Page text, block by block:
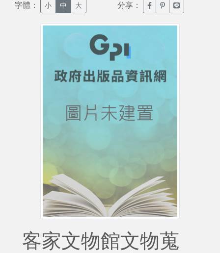
字體： 小 中 大 分享： 臉書分享(另開新視窗)
噗浪分享(另開新
Line分享(另
客家文物館文物蒐